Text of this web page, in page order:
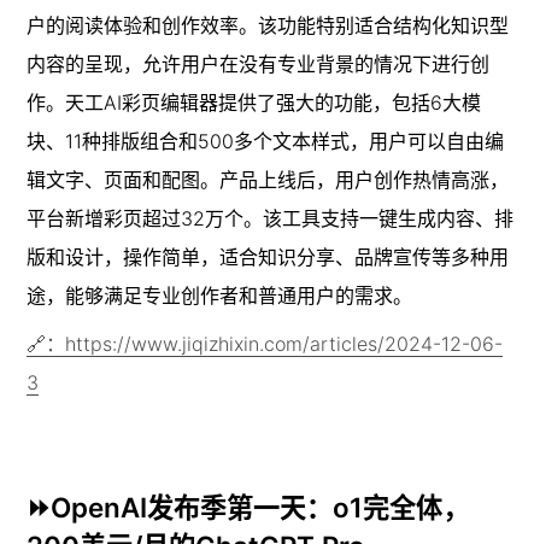
户的阅读体验和创作效率。该功能特别适合结构化知识型
内容的呈现，允许用户在没有专业背景的情况下进行创
作。天工AI彩页编辑器提供了强大的功能，包括6大模
块、11种排版组合和500多个文本样式，用户可以自由编
辑文字、页面和配图。产品上线后，用户创作热情高涨，
平台新增彩页超过32万个。该工具支持一键生成内容、排
版和设计，操作简单，适合知识分享、品牌宣传等多种用
途，能够满足专业创作者和普通用户的需求。
🔗：https://www.jiqizhixin.com/articles/2024-12-06-
3
⏩OpenAI发布季第一天：o1完全体，